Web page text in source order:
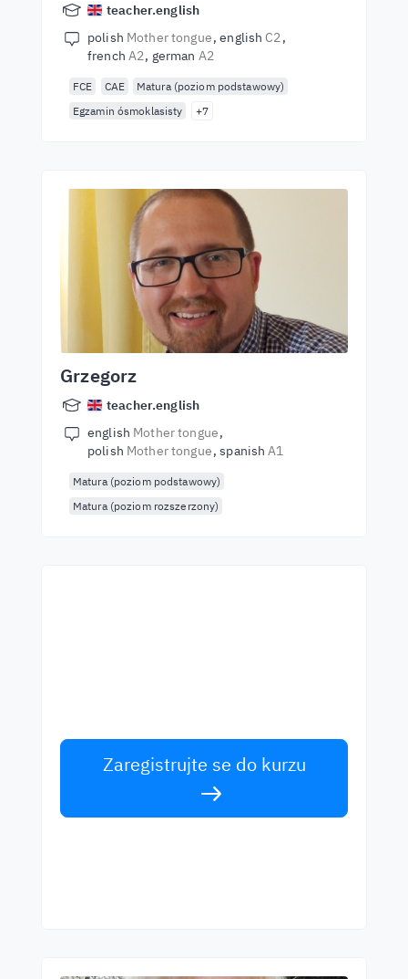
teacher.english
polish Mother tongue english C2
french A2 german A2
FCE CAE
Matura (poziom podstawowy)
Egzamin ósmoklasisty
+7
Grzegorz
teacher.english
english Mother tongue
polish Mother tongue spanishA1
Matura (poziom podstawowy)
Matura (poziom rozszerzony)
Zaregistrujte se do kurzu